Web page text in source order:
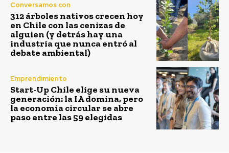
Conversamos con
312 árboles nativos crecen hoy
en Chile con las cenizas de
alguien (y detrás hay una
industria que nunca entró al
debate ambiental)
Emprendimiento
Start-Up Chile elige su nueva
generación: la IA domina, pero
la economía circular se abre
paso entre las 59 elegidas